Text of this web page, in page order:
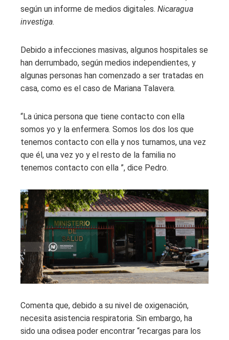
según un informe de medios digitales. Nicaragua
investiga.
Debido a infecciones masivas, algunos hospitales se
han derrumbado, según medios independientes, y
algunas personas han comenzado a ser tratadas en
casa, como es el caso de Mariana Talavera.
“La única persona que tiene contacto con ella
somos yo y la enfermera. Somos los dos los que
tenemos contacto con ella y nos turnamos, una vez
que él, una vez yo y el resto de la familia no
tenemos contacto con ella ”, dice Pedro.
Comenta que, debido a su nivel de oxigenación,
necesita asistencia respiratoria. Sin embargo, ha
sido una odisea poder encontrar “recargas para los